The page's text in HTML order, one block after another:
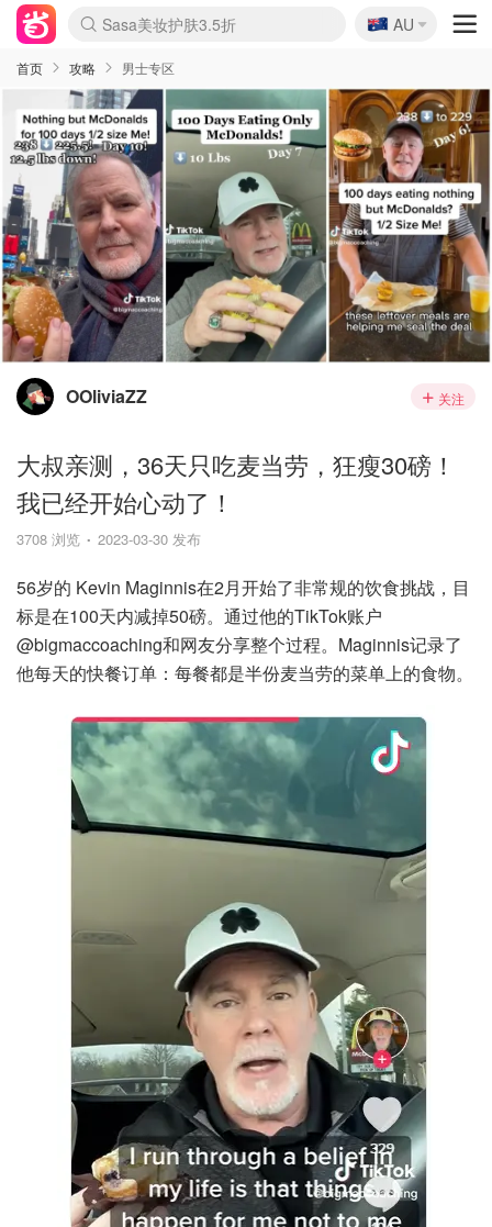
lululemon折扣上新
Sasa美妆护肤3.5折
SSENSE年中3折
FreshBeauty好价汇总
Cettire降价+叠9折
Farfetch折上8折
WWS Coles超市实拍
viagogo二手票捡漏
Myer清仓1折起
The Outnet奢牌1折起
David Jones 3折起
Flannels大牌1折
Perfumes Club护肤1折
AMIRO返校季6.2折
Oweek抽奖送Airpods
Amazon折扣汇总
eToro入金$200送$50
Amazon数码好物
ICONIC本周7.5折
ThedoubleF高奢地板价
Moose Knuckles 6折
丝芙兰5折起
EUFY官网3.7折起
Selenichast首饰2折
Trip机票酒店促销
YSL送5件彩妆礼
Amazon家居好物
BIGBANG巡演开票
David Jones时尚3折
Amazon美妆护肤
雅漾大喷$8
过敏原检测盒$33
伊索独家赠50ml沐浴露
科颜氏清仓3折
SEALIFE海洋馆门票6折
丝塔芙大白罐$16
订阅Newsletter送香薰
Cult Beauty 6.8折
Harrods圣诞日历2.3折
LN-CC奢牌私促3折
d'Alba空姐喷雾$16
EVE LOM套装逆天2折
Bernardelli独家4折
Adore Beauty 6折起
CT圣诞日历
Mytheresa奢品2.7折
Luxury Escapes 9折
Currentbody美容仪9折
MOON Garden Live
ALLSAINTS美衣3折
Roborock扫地机3.7折
Tingo Life水杯$24
Valentino官网5折
CR洗发护发6.3折
🇦🇺
AU
首页 攻略 男士专区
OOliviaZZ 关注
大叔亲测，36天只吃麦当劳，狂瘦30磅！
我已经开始心动了！
3708 浏览 2023-03-30 发布
56岁的 Kevin Maginnis在2月开始了非常规的饮食挑战，目
标是在100天内减掉50磅。通过他的TikTok账户
@bigmaccoaching和网友分享整个过程。Maginnis记录了
他每天的快餐订单：每餐都是半份麦当劳的菜单上的食物。